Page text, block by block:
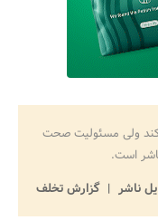
ولی مسئولیت صحت
است.
ناشر
گزارش تخلف